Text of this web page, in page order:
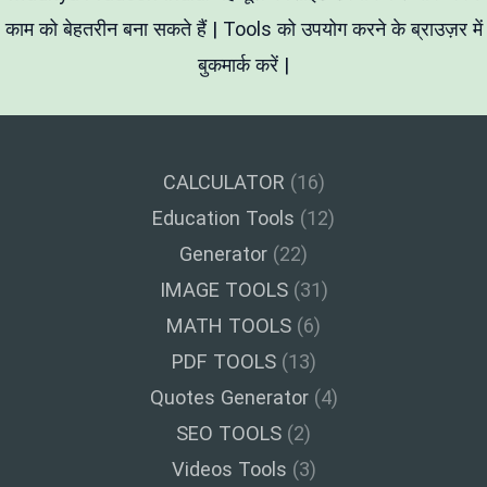
काम को बेहतरीन बना सकते हैं | Tools को उपयोग करने के ब्राउज़र में
बुकमार्क करें |
CALCULATOR (16)
Education Tools (12)
Generator (22)
IMAGE TOOLS(31)
MATH TOOLS (6)
PDF TOOLS(13)
Quotes Generator(4)
SEO TOOLS (2)
Videos Tools (3)